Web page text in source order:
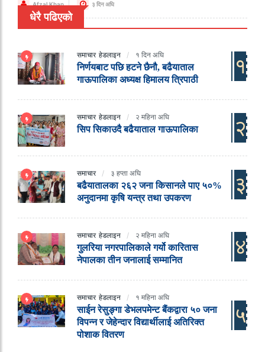
Afzal Khan ३ दिन अघि
धेरै पढिएको
समाचार हेडलाइन १ दिन अघि
निर्णयबाट पछि हटने छैनौ, बढैयाताल
गाऊपालिका अध्यक्ष हिमालय त्रिपाठी
१
समाचार हेडलाइन २ महिना अघि
सिप सिकाउदै बढैयाताल गाऊपालिका २
समाचार ३ हप्ता अघि
बढैयातालका २६२ जना किसानले पाए ५०%
अनुदानमा कृषि यन्त्र तथा उपकरण
३
समाचार हेडलाइन २ महिना अघि
गुलरिया नगरपालिकाले गर्यो कारितास
नेपालका तीन जनालाई सम्मानित
४
समाचार हेडलाइन १ महिना अघि
साईन रेसुङ्गा डेभलपमेन्ट बैंकद्वारा ५० जना
विपन्न र जेहेन्दार विद्यार्थीलाई अतिरिक्त
पोशाक वितरण
५